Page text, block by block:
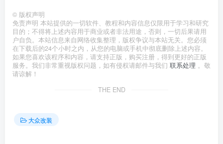
© 版权声明
免责声明 本站提供的一切软件、教程和内容信息仅限用于学习和研究
目的；不得将上述内容用于商业或者非法用途，否则，一切后果请用
户自负。本站信息来自网络收集整理，版权争议与本站无关。您必须
在下载后的24个小时之内，从您的电脑或手机中彻底删除上述内容。
如果您喜欢该程序和内容，请支持正版，购买注册，得到更好的正版
服务。我们非常重视版权问题，如有侵权请邮件与我们 联系处理 。敬
请谅解！
THE END
大众改装